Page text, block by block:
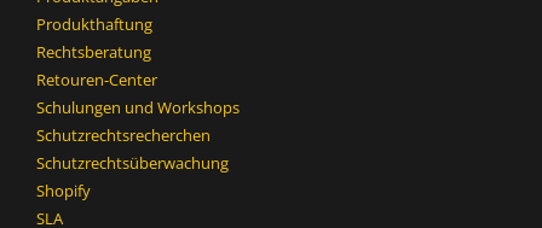
Produkthaftung
Rechtsberatung
Retouren-Center
Schulungen und Workshops
Schutzrechtsrecherchen
Schutzrechtsüberwachung
Shopify
SLA